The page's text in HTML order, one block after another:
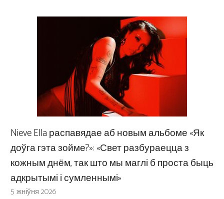
Nieve Ella распавядае аб новым альбоме «Як
доўга гэта зойме?»: «Свет разбураецца з
кожным днём, так што мы маглі б проста быць
адкрытымі і сумленнымі»
5 жніўня 2026